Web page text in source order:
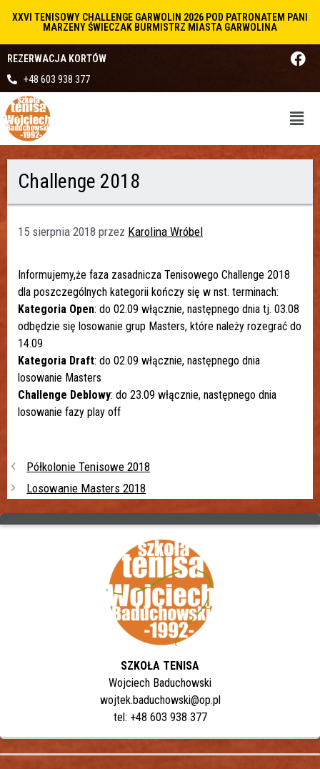
XXVI TENISOWY CHALLENGE GARWOLIN 2026 POD PATRONATEM PANI
MARZENY ŚWIECZAK BURMISTRZ MIASTA GARWOLINA
REZERWACJA KORTÓW
+48 603 938 377
Challenge 2018
15 sierpnia 2018 przez Karolina Wróbel
Informujemy,że faza zasadnicza Tenisowego Challenge 2018
dla poszczególnych kategorii kończy się w nst. terminach:
Kategoria Open: do 02.09 włącznie, następnego dnia tj. 03.08
odbędzie się losowanie grup Masters, które należy rozegrać do
14.09
Kategoria Draft: do 02.09 włącznie, następnego dnia
losowanie Masters
Challenge Deblowy: do 23.09 włącznie, następnego dnia
losowanie fazy play off
Półkolonie Tenisowe 2018
Losowanie Masters 2018
SZKOŁA TENISA
Wojciech Baduchowski
wojtek.baduchowski@op.pl
tel: +48 603 938 377